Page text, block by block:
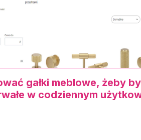
gałki meblowe, żeby
w codziennym